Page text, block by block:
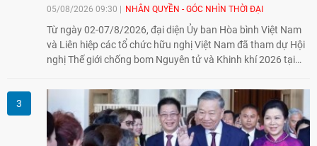
05/08/2026 09:30 NHÂN QUYỀN - GÓC NHÌN THỜI ĐẠI
Từ ngày 02-07/8/2026, đại diện Ủy ban Hòa bình Việt Nam
và Liên hiệp các tổ chức hữu nghị Việt Nam đã tham dự Hội
nghị Thế giới chống bom Nguyên tử và Khinh khí 2026 tại
đồng hành cùng với phong trào hoà bình của nhân dân
Nhật Bản và thế giới ủng hộ giải trừ vũ khí hạt nhân của Việt
Nam.